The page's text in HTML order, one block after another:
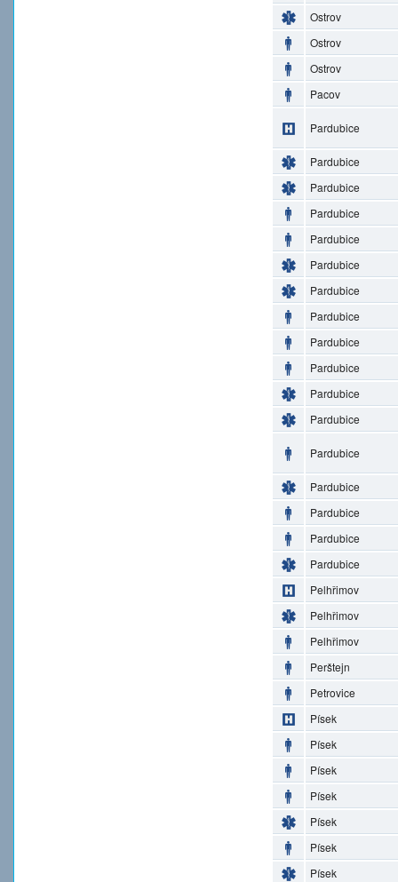
Ostrov
Ostrov
Ostrov
Pacov
Pardubice
Pardubice
Pardubice
Pardubice
Pardubice
Pardubice
Pardubice
Pardubice
Pardubice
Pardubice
Pardubice
Pardubice
Pardubice
Pardubice
Pardubice
Pardubice
Pardubice
Pelhřimov
Pelhřimov
Pelhřimov
Perštejn
Petrovice
Písek
Písek
Písek
Písek
Písek
Písek
Písek